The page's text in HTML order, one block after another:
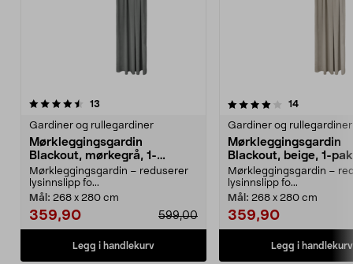
13
Gardiner og rullegardiner
Mørkleggingsgardin
Blackout, mørkegrå, 1-
pakning
Mørkleggingsgardin – reduserer
lysinnslipp fo...
Mål: 268 x 280 cm
599,00
359,90
Legg i handlekurv
4.0av 5 stjerner 14anmeldelser
Gardiner og rullegardiner
Mørkleggingsgardin
Blackout, beige, 1-
Mørkleggingsgardin –
lysinnslipp fo...
Mål: 268 x 280 cm
359,90
Legg i handlekurv
4.5av 5 stjerner